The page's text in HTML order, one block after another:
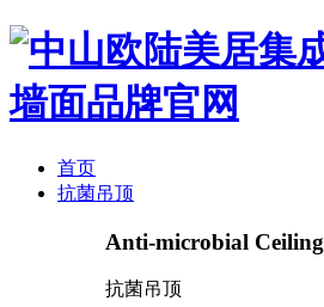
首页
抗菌吊顶
Anti-microbial Ceiling
抗菌吊顶